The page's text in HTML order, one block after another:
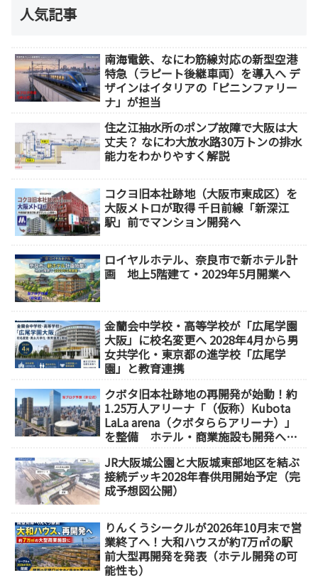
人気記事
南海電鉄、なにわ筋線対応の新型空港
特急（ラピート後継車両）を導入へ デ
ザインはイタリアの「ピニンファリー
ナ」が担当
住之江抽水所のポンプ故障で大阪は大
丈夫？ なにわ大放水路30万トンの排水
能力をわかりやすく解説
コクヨ旧本社跡地（大阪市東成区）を
大阪メトロが取得 千日前線「新深江
駅」前でマンション開発へ
ロイヤルホテル、奈良市で新ホテル計
画 地上5階建て・2029年5月開業へ
金蘭会中学校・高等学校が「広尾学園
大阪」に校名変更へ 2028年4月から男
女共学化・東京都の進学校「広尾学
園」と教育連携
クボタ旧本社跡地の再開発が始動！約
1.25万人アリーナ「（仮称）Kubota
LaLa arena（クボタららアリーナ）」
を整備 ホテル・商業施設も開発へ
JR大阪城公園と大阪城東部地区を結ぶ
接続デッキ2028年春供用開始予定（完
成予想図公開）
りんくうシークルが2026年10月末で営
業終了へ！大和ハウスが約7万㎡の駅
前大型再開発を発表（ホテル開発の可
能性も）